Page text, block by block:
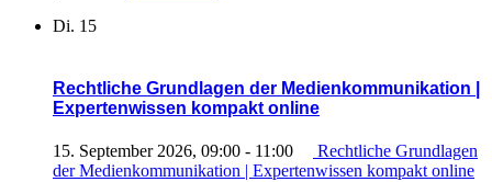
kompakt
online“
Di. 15
Rechtliche Grundlagen der Medienkommunikation |
Expertenwissen kompakt online
15. September 2026, 09:00 - 11:00
Rechtliche Grundlagen
der Medienkommunikation | Expertenwissen kompakt online